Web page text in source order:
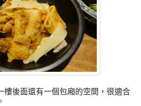
樓後面還有一個包廂的空間，很適合